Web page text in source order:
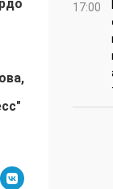
17:00